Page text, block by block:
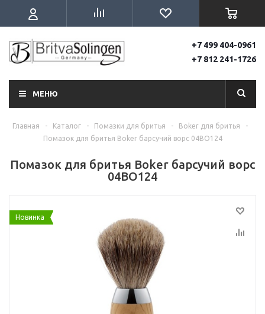
+7 499 404-0961
+7 812 241-1726
МЕНЮ
Главная - Каталог - Помазки для бритья - Boker для бритья
-
Помазок для бритья Boker барсучий ворс 04BO124
Помазок для бритья Boker барсучий ворс
04BO124
Новинка